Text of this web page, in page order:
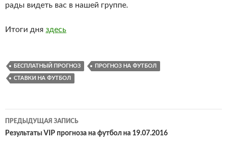
рады видеть вас в нашей группе.
Итоги дня здесь
БЕСПЛАТНЫЙ ПРОГНОЗ ПРОГНОЗ НА ФУТБОЛ
СТАВКИ НА ФУТБОЛ
Навигация
по
ПРЕДЫДУЩАЯ ЗАПИСЬ
Результаты VIP прогноза на футбол на 19.07.2016